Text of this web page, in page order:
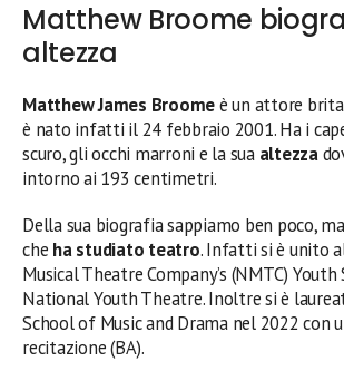
Matthew Broome
altezza
Matthew James Broomeè un attore
è nato infatti il 24 febbraio 2001. Ha i
scuro, gli occhi marroni e la sua altezza
intorno ai 193 centimetri.
Della sua biografia sappiamo ben poco,
che ha studiato teatro. Infatti si è unito
Musical Theatre Company’s (NMTC)
National Youth Theatre. Inoltre si è
School of Music and Drama nel 2022 con
recitazione (BA).